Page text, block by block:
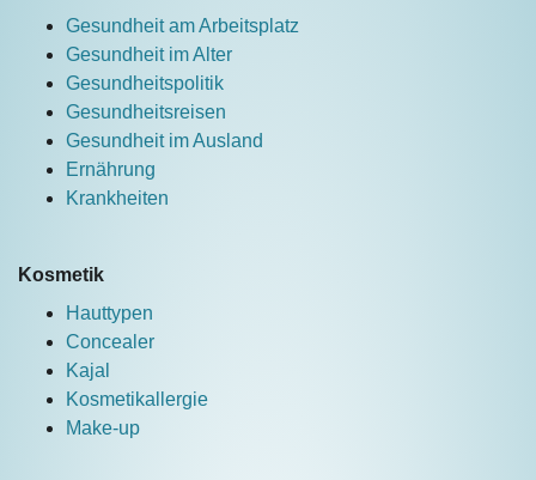
Gesundheit am Arbeitsplatz
Gesundheit im Alter
Gesundheitspolitik
Gesundheitsreisen
Gesundheit im Ausland
Ernährung
Krankheiten
Kosmetik
Hauttypen
Concealer
Kajal
Kosmetikallergie
Make-up